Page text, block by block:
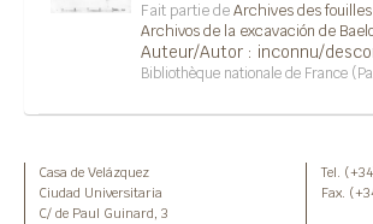
Fait partie deArchives des
Archivos de la excavación de
Auteur/Autor : inconnu/
Bibliothèque nationale de France
Casa de Velázquez
Ciudad Universitaria
C/ de Paul Guinard, 3
Tel.
Fax.